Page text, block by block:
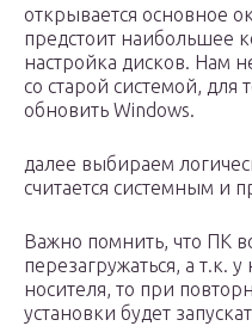
открывается основное
предстоит наибольшее
настройка дисков. Нам
со старой системой, для
обновить Windows.
далее выбираем
считается системным и
Важно помнить, что ПК
перезагружаться, а т.к. у
носителя, то при
установки будет